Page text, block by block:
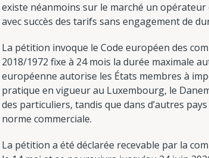
existe néanmoins sur le marché un
avec succès des tarifs sans engagement de
La pétition invoque le Code européen des
2018/1972 fixe à 24 mois la durée maximale
européenne autorise les États membres à
pratique en vigueur au Luxembourg, le
des particuliers, tandis que dans d’autres
norme commerciale.
La pétition a été déclarée recevable par la